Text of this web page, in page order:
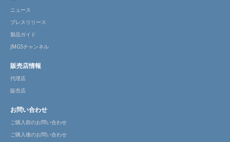
ニュース
プレスリリース
製品ガイド
JMGSチャンネル
販売店情報
代理店
販売店
お問い合わせ
ご購入前のお問い合わせ
ご購入後のお問い合わせ